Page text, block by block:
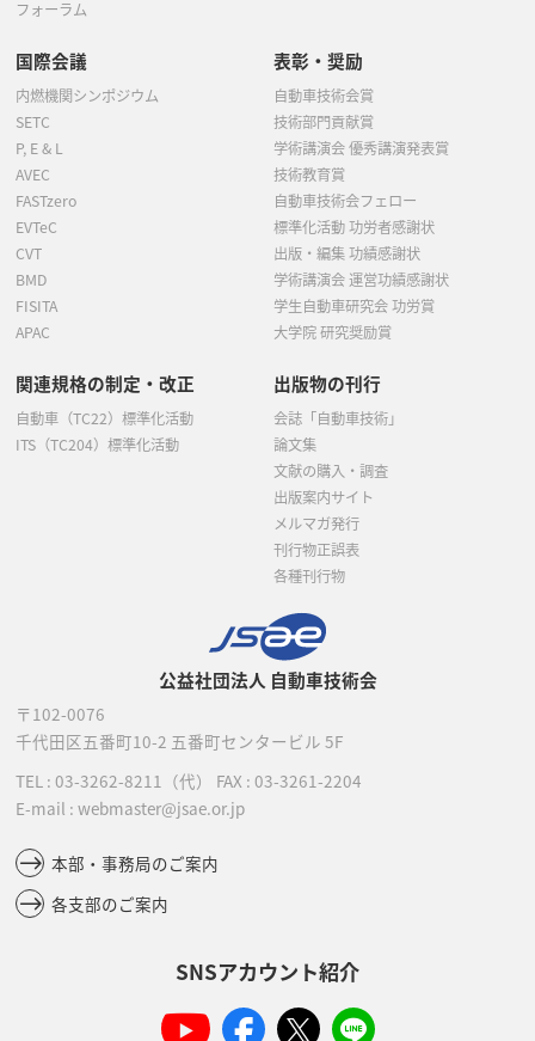
公益社団法人 自動車技術会
〒102-0076
千代田区五番町10-2 五番町センタービル 5F
TEL : 03-3262-8211 （代） FAX : 03-3261-2204
E-mail : webmaster@jsae.or.jp
本部・事務局のご案内
各支部のご案内
SNSアカウント紹介
フォーラム
国際会議
内燃機関シンポジウム
SETC
P, E & L
AVEC
FASTzero
EVTeC
CVT
BMD
FISITA
APAC
表彰・奨励
自動車技術会賞
技術部門貢献賞
学術講演会 優秀講演発表賞
技術教育賞
自動車技術会フェロー
標準化活動 功労者感謝状
出版・編集 功績感謝状
学術講演会 運営功績感謝状
学生自動車研究会 功労賞
大学院 研究奨励賞
関連規格の制定・改正
自動車（TC22）標準化活動
ITS（TC204）標準化活動
出版物の刊行
会誌「自動車技術」
論文集
文献の購入・調査
出版案内サイト
メルマガ発行
刊行物正誤表
各種刊行物